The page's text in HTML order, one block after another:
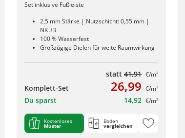
Set inklusive Fußleiste
2,5 mm Stärke | Nutzschicht: 0,55 mm |
NK 33
100 % Wasserfest
Großzügige Dielen für weite Raumwirkung
statt 41,91 €/m²
Komplett-Set 26,99 €/m²
Du sparst 14,92 €/m²
Kostenloses
Muster
Boden
vergleichen